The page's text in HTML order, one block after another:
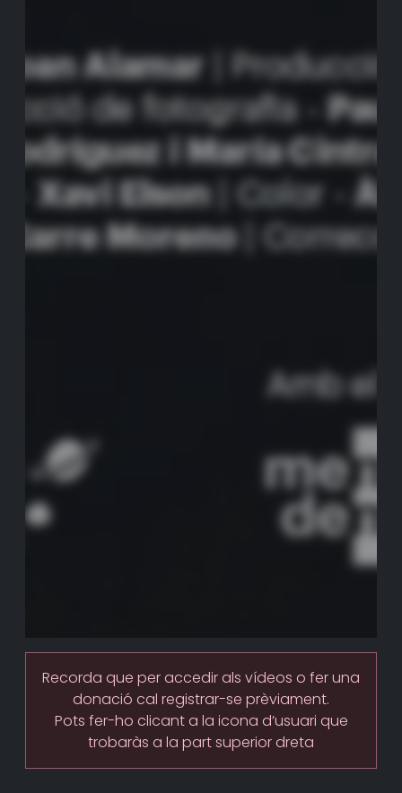
Recorda que per accedir als vídeos o fer una
donació cal registrar-se prèviament.
Pots fer-ho clicant a la icona d’usuari que
trobaràs a la part superior dreta